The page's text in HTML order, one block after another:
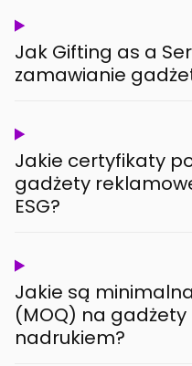
Jak Gifting as a
zamawianie
Jakie certyfikaty
gadżety
ESG?
Jakie są
(MOQ) na
nadrukiem?